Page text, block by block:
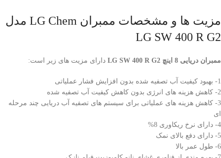
مزیت ها و مشخصات ممبران LG Chem مدل
LG SW 400 R G2
ممبران دریایی 8 اینچ LG SW 400 R G2 دارای مزیت های زیر است:
1- بهبود کیفیت آب تصفیه شده بدون افزایش فشار عملیاتی
2- کاهش هزینه های انرژی بدون کاهش کیفیت آب تصفیه شده
3- کاهش هزینه های عملیاتی برای سیستم های تصفیه آب دریایی چند مرحله
ای
4- دارای نرخ ریکاوری 8%
5- دارای دفع بالای نمک
6- طول عمر بالا